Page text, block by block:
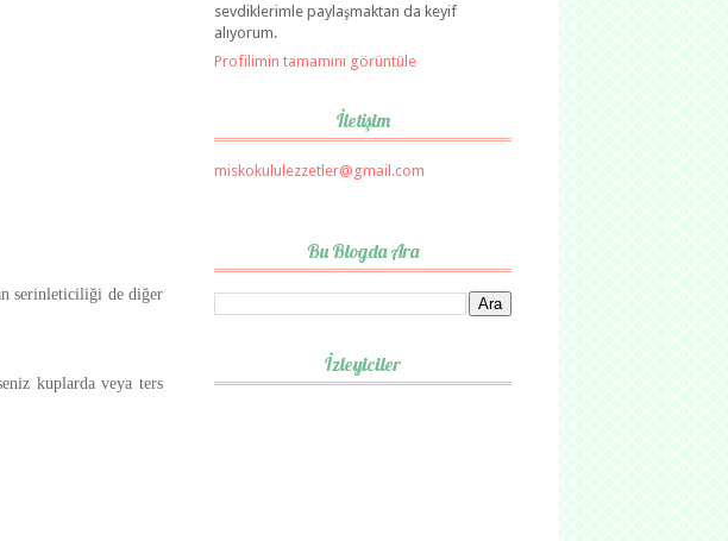
serinleticiliği de diğer
kuplarda veya ters
sevdiklerimle paylaşmaktan da keyif
alıyorum.
Profilimin tamamını görüntüle
İletişim
miskokululezzetler@gmail.com
Bu Blogda Ara
İzleyiciler